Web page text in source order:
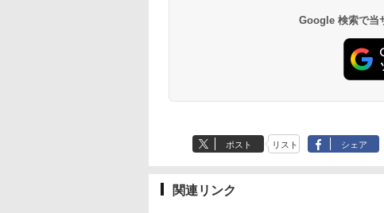
Google 検索で当
ポスト リスト シェア
関連リンク